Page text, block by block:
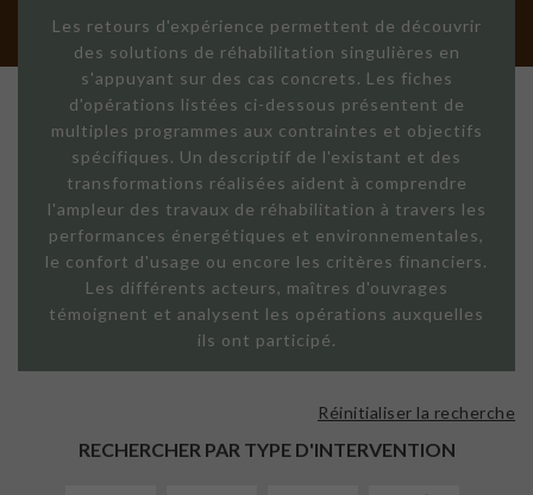
Les retours d'expérience permettent de découvrir
des solutions de réhabilitation singulières en
s'appuyant sur des cas concrets. Les fiches
d'opérations listées ci-dessous présentent de
multiples programmes aux contraintes et objectifs
spécifiques. Un descriptif de l'existant et des
transformations réalisées aident à comprendre
l'ampleur des travaux de réhabilitation à travers les
performances énergétiques et environnementales,
le confort d'usage ou encore les critères financiers.
Les différents acteurs, maîtres d'ouvrages
témoignent et analysent les opérations auxquelles
ils ont participé.
RECHERCHER PAR TYPE D'INTERVENTION
Réinitialiser la recherche
FAÇADE SUR
LINÉAIRE
ISOLATION
INTÉRIEURE